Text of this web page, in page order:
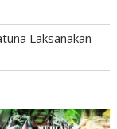
Laksanakan